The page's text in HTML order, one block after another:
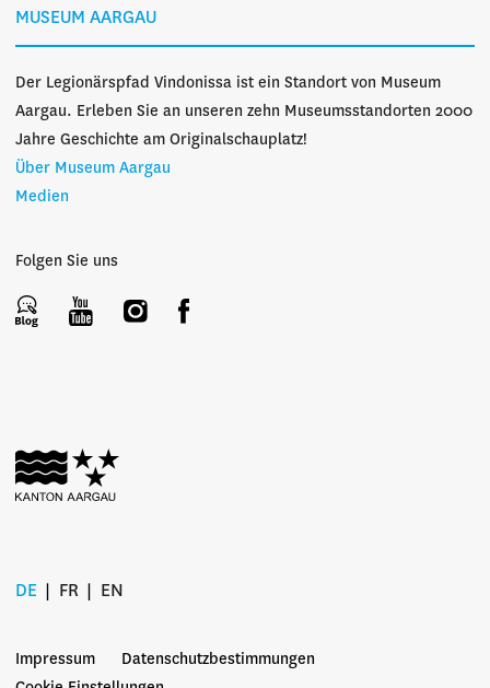
MUSEUM AARGAU
Der Legionärspfad Vindonissa ist ein Standort von Museum
Aargau. Erleben Sie an unseren zehn Museumsstandorten 2000
Jahre Geschichte am Originalschauplatz!
Über Museum Aargau
Medien
Folgen Sie uns
DE FR EN
Impressum
Datenschutzbestimmungen